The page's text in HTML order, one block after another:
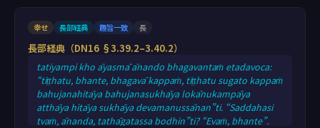
幸せ 長部経典 趣旨一致 長
長部経典（DN16 §3.39.2–3.40.2）
tatiyampi kho āyasmā ānando bhagavantaṁ etadavoca:
“tiṭṭhatu, bhante, bhagavā kappaṁ, tiṭṭhatu sugato kappaṁ
bahujanahitāya bahujanasukhāya lokānukampāya
atthāya hitāya sukhāya devamanussānan”ti. “Saddahasi
tvaṁ, ānanda, tathāgatassa bodhin”ti? “Evaṁ, bhante”.